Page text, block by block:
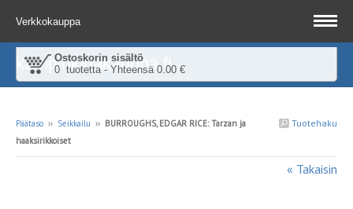
Verkkokauppa
Ostoskorin sisältö
0 tuotetta - Yhteensä 0.00 €
kampinkirjakauppa.fi
Tuotehaku
Päätaso ›› Seikkailu ›› BURROUGHS, EDGAR RICE: Tarzan ja
haaksirikkoiset
« Takaisin